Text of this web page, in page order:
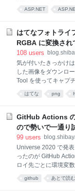
込みます。API キー
なモデルバインダ ア
の実装 クライアント
Razor の文法 ビュー
パーを活用 タグ・コ
トサイド検証を利用
IIS 7.5 Express で動
追加 自動的に作成さ
ASP.NET
はてなフォトライ
RGBA に変換され
ばやん雑記
108 users
気が付いたきっかけ
した画像をダウンロ
Tool を使ってキャプ
うと思い、実際に反
Tatsuro Shibamura
200KB の PNG が
Shibamura
64bit になってる。
Shibamura
Windows のプロパテ
はてな png
GitHub Actions
ので勢いで一通り
99 users
Universe 2020 で発
ったのが GitHub
ロイ先ごとに環境変
ようになります。
checks と
github あとで読む